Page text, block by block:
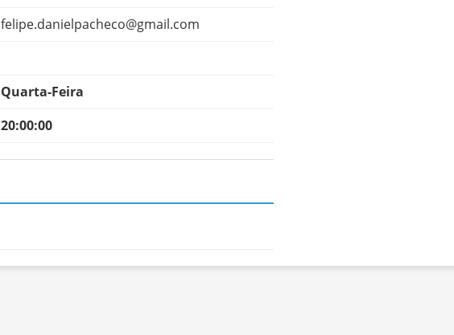
felipe.danielpacheco@gmail.com
Quarta-Feira
20:00:00